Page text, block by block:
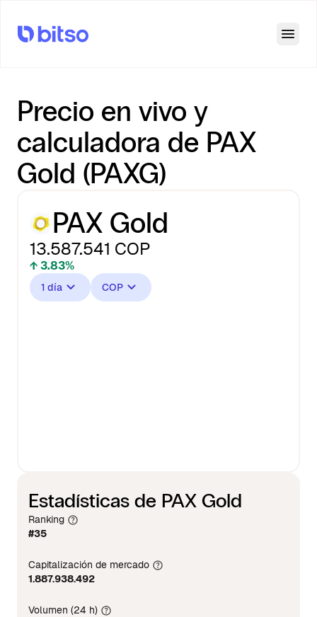
Precio en vivo y
calculadora de PAX
Gold (PAXG)
PAX Gold
13.587.541 COP
↑ 3.83%
1 día COP
Estadísticas de PAX Gold
Ranking
#35
Capitalización de mercado
1.887.938.492
Volumen (24 h)